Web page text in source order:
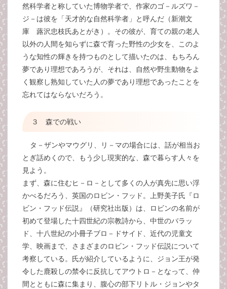
然科学者と称していた博物学者で、作家のゴ－ルズワ－
ジ－は彼を「天才的な自然科学者」と呼んだ（新潮文
庫 蕗沢忠枝氏あとがき）。その彼が、育ての親の老人
以外の人間を知らずに森で育った野性の少女を、このよ
うな知性の輝きを持つものとして描いたのは、もちろん
夢であり理想であろうが、それは、自然や野生動物をよ
く観察し熟知していた人の夢であり理想であったことを
忘れてはならないだろう。
３ 森での戦い
タ－ザンやマウグリ、リ－マの場合には、話が相当お
とぎ話めくので、もう少し現実的な、森で暮らす人々を
見よう。
まず、森に住むヒ－ロ－として多くの人が真先に思い浮
かべるだろう、英国のロビン・フッド。上野美子氏『ロ
ビン・フッド伝説』（研究社出版）は、ロビンの名前が
初めて登場した十四世紀の宗教詩から、中世のバラッ
ド、十八世紀の小冊子ブロ－ドサイド、近代の児童文
学、映画まで、さまざまのロビン・フッド伝説について
考察している。氏が紹介しているように、ジョン王が発
令した鹿殺しの禁令に反抗してアウトロ－となって、仲
間とともに森に集まり、腹心の部下リトル・ジョンやタ